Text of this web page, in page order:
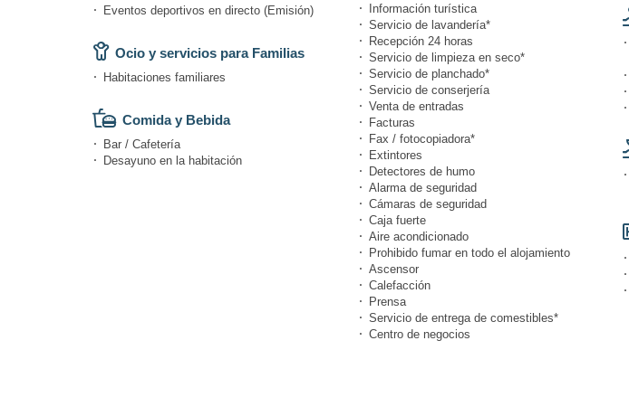
Eventos deportivos en directo (Emisión)
Ocio y servicios para Familias
Habitaciones familiares
Comida y Bebida
Bar / Cafetería
Desayuno en la habitación
Información turística
Servicio de lavandería*
Recepción 24 horas
Servicio de limpieza en seco*
Servicio de planchado*
Servicio de conserjería
Venta de entradas
Facturas
Fax / fotocopiadora*
Extintores
Detectores de humo
Alarma de seguridad
Cámaras de seguridad
Caja fuerte
Aire acondicionado
Prohibido fumar en todo el alojamiento
Ascensor
Calefacción
Prensa
Servicio de entrega de comestibles*
Centro de negocios